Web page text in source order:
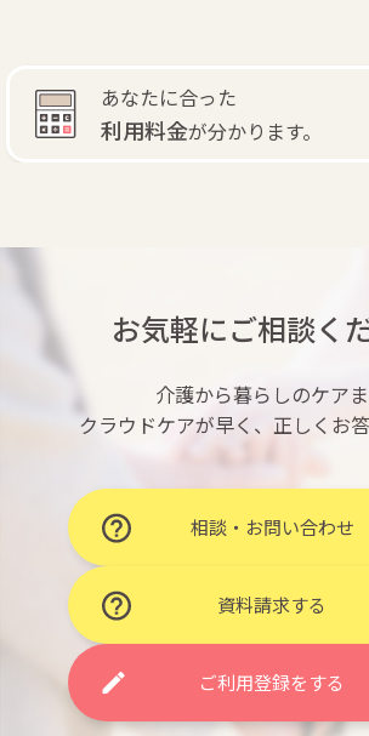
自費訪問リハビリ
退院後もリハビリできます。
お気軽にご相談く
介護から暮らしのケア
クラウドケアが早く、正しくお答
相談・お問い合わせ
資料請求する
ご利用登録をする